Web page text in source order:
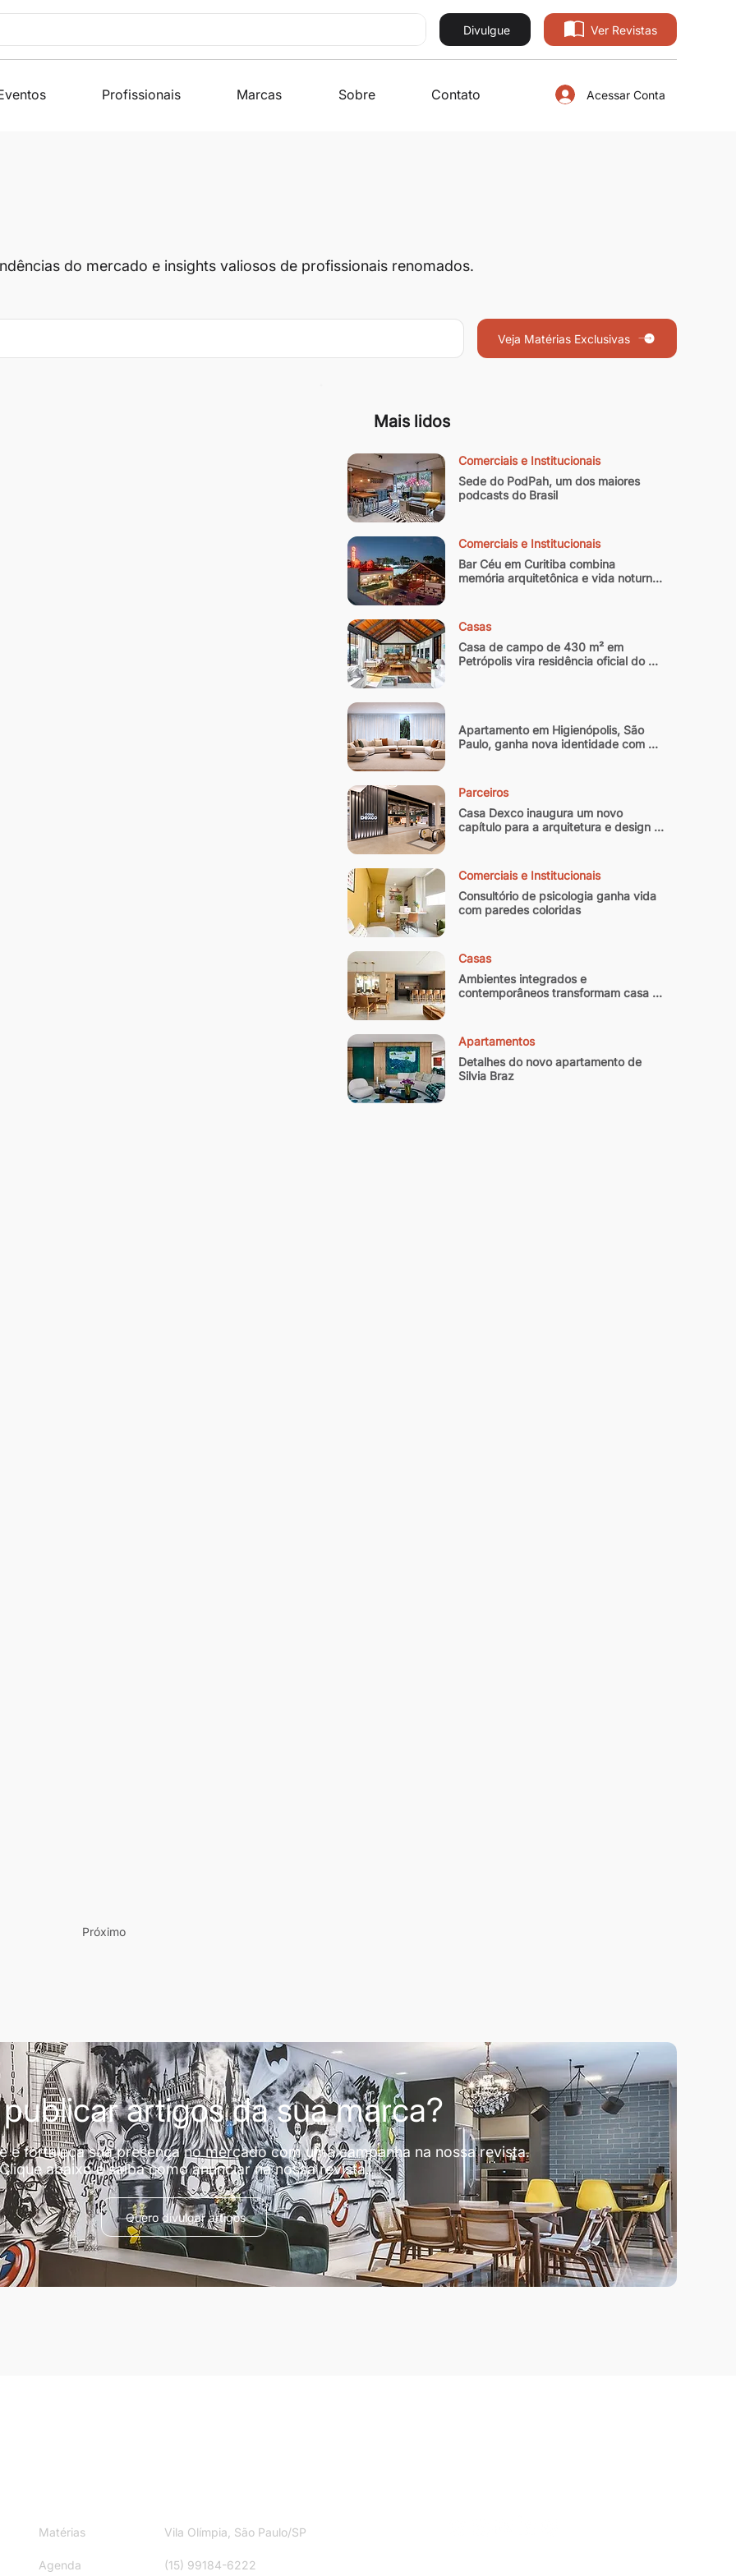
Divulgue Ver Revistas
Profissionais Marcas Sobre Contato Acessar Conta
do mercado e insights valiosos de profissionais renomados.
Veja Matérias Exclusivas
Próximo
Mais lidos
Comerciais e Institucionais
Sede do PodPah, um dos maiores
podcasts do Brasil
Comerciais e Institucionais
Bar Céu em Curitiba combina
memória arquitetônica e vida noturna
Casas
Casa de campo de 430 m² em
Petrópolis vira residência oficial do
Apartamento em Higienópolis, São
Paulo, ganha nova identidade com
Parceiros
Casa Dexco inaugura um novo
capítulo para a arquitetura e design
Comerciais e Institucionais
Consultório de psicologia ganha vida
com paredes coloridas
Casas
Ambientes integrados e
contemporâneos transformam casa
Apartamentos
Detalhes do novo apartamento de
Silvia Braz
artigos da sua marca?
e fortaleça sua presença no mercado com uma campanha na nossa revista.
abaixo e saiba como anunciar na nossa revista.
Quero divulgar artigos
Matérias
Agenda
Vila Olímpia, São Paulo/SP
(15) 99184-6222